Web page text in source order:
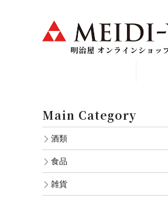
明治屋 オンラインショッ
Main Category
酒類
食品
雑貨